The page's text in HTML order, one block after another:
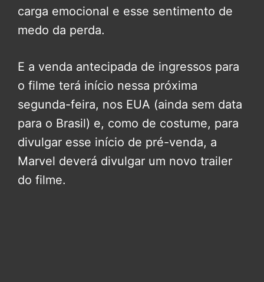
carga emocional e esse sentimento de
medo da perda.
E a venda antecipada de ingressos para
o filme terá início nessa próxima
segunda-feira, nos EUA (ainda sem data
para o Brasil) e, como de costume, para
divulgar esse início de pré-venda, a
Marvel deverá divulgar um novo trailer
do filme.